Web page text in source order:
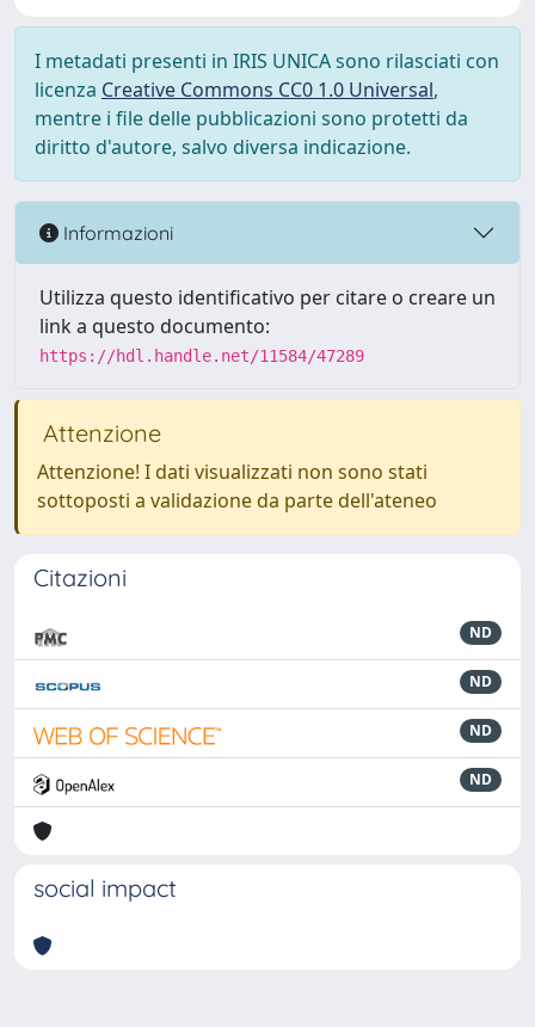
I metadati presenti in IRIS UNICA sono rilasciati con
licenza Creative Commons CC0 1.0 Universal,
mentre i file delle pubblicazioni sono protetti da
diritto d'autore, salvo diversa indicazione.
Informazioni
Utilizza questo identificativo per citare o creare un
link a questo documento:
https://hdl.handle.net/11584/47289
Attenzione
Attenzione! I dati visualizzati non sono stati
sottoposti a validazione da parte dell'ateneo
Citazioni
ND
ND
ND
ND
social impact